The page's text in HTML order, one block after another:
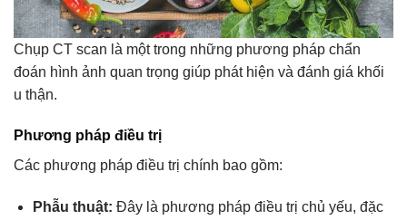
Chụp CT scan là một trong những phương pháp chẩn
đoán hình ảnh quan trọng giúp phát hiện và đánh giá khối
u thận.
Phương pháp điều trị
Các phương pháp điều trị chính bao gồm:
Phẫu thuật: Đây là phương pháp điều trị chủ yếu, đặc